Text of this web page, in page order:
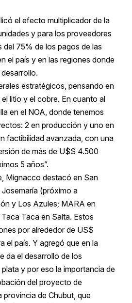
el efecto multiplicador de la
y para los proveedores
del 75% de los pagos de las
el país y en las regiones donde
estratégicos, pensando en
litio y el cobre. En cuanto al
en el NOA, donde tenemos
2 en producción y uno en
factibilidad avanzada, con una
de más de U$S 4.500
5 años”.
Mignacco destacó en San
(próximo a
y Los Azules; MARA en
Taca en Salta. Estos
por alrededor de US$
el país. Y agregó que en la
da el desarrollo de los
y por eso la importancia de
del proyecto de
provincia de Chubut, que